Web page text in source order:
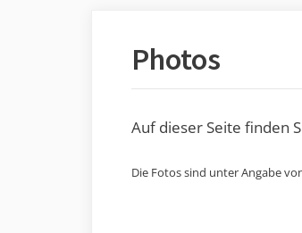
Photos
Auf dieser Seite finden
Die Fotos sind unter Angabe